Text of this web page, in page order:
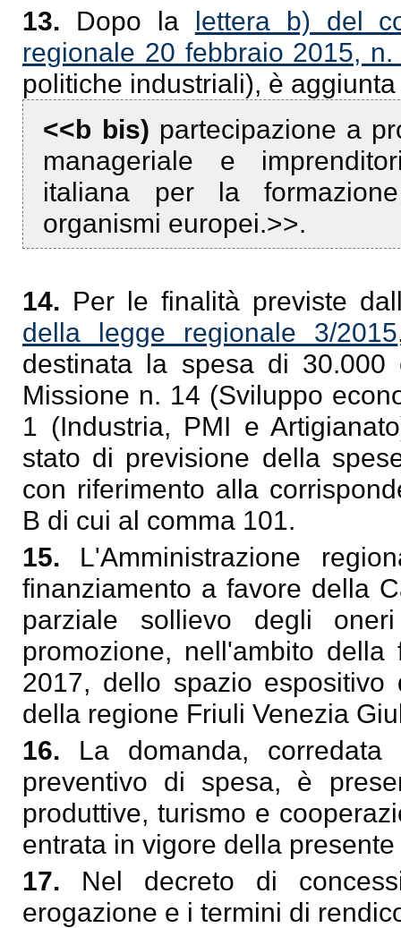
13. Dopo la lettera b) del
regionale 20 febbraio 2015, n.
politiche industriali), è
<<b bis) partecipazione a
manageriale e
italiana per la
organismi europei.>>.
14. Per le finalità previste
della legge regionale 3/2015
destinata la spesa di
Missione n. 14 (Sviluppo
1 (Industria, PMI e
stato di previsione della
con riferimento alla
B di cui al comma 101.
15. L'Amministrazione
finanziamento a favore della
parziale sollievo degli
promozione, nell'ambito
2017, dello spazio
della regione Friuli Venezia
16. La domanda,
preventivo di spesa, è
produttive, turismo e
entrata in vigore della
17. Nel decreto di
erogazione e i termini di